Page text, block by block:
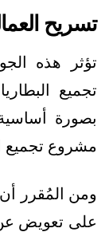
تسريح
تؤثر هذه
تجميع
بصورة
مشروع تجميع
ومن المُقرر
على تعويض